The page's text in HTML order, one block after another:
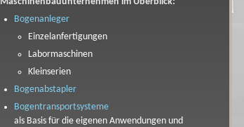
Bogenanleger
Einzelanfertigungen
Labormaschinen
Kleinserien
Bogenabstapler
Bogentransportsysteme
als Basis für die eigenen Anwendungen und